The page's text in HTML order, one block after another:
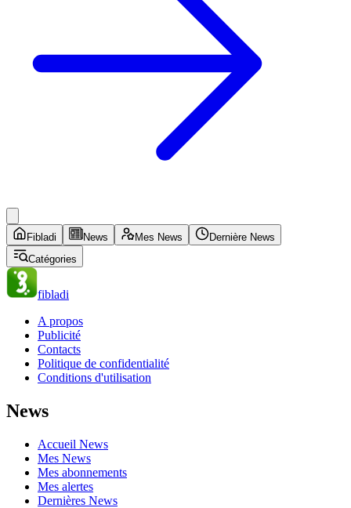
Fibladi News Mes News
Dernière News
Catégories
fibladi
A propos
Publicité
Contacts
Politique de confidentialité
Conditions d'utilisation
News
Accueil News
Mes News
Mes abonnements
Mes alertes
Dernières News